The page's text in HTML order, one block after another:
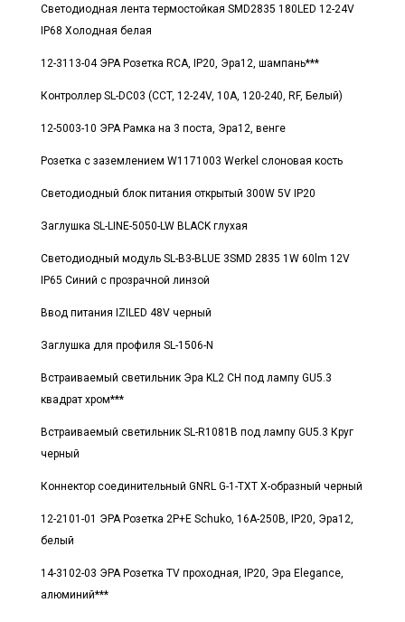
Светодиодная лента термостойкая SMD2835 180LED 12-24V
IP68 Холодная белая
12-3113-04 ЭРА Розетка RCA, IP20, Эра12, шампань***
Контроллер SL-DC03 (CCT, 12-24V, 10A, 120-240, RF, Белый)
12-5003-10 ЭРА Рамка на 3 поста, Эра12, венге
Розетка с заземлением W1171003 Werkel слоновая кость
Светодиодный блок питания открытый 300W 5V IP20
Заглушка SL-LINE-5050-LW BLACK глухая
Светодиодный модуль SL-B3-BLUE 3SMD 2835 1W 60lm 12V
IP65 Синий с прозрачной линзой
Ввод питания IZILED 48V черный
Заглушка для профиля SL-1506-N
Встраиваемый светильник Эра KL2 CH под лампу GU5.3
квадрат хром***
Встраиваемый светильник SL-R1081B под лампу GU5.3 Круг
черный
Коннектор соединительный GNRL G-1-TXT Х-образный черный
12-2101-01 ЭРА Розетка 2P+E Schuko, 16A-250В, IP20, Эра12,
белый
14-3102-03 ЭРА Розетка TV проходная, IP20, Эра Elegance,
алюминий***